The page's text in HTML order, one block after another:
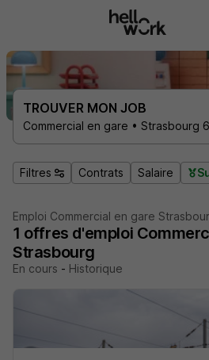
TROUVER MON JOB
Commercial en gare • Strasbourg
Filtres Contrats Salaire
Emploi Commercial en gare
1 offres d'emploi
Strasbourg
En cours - Historique